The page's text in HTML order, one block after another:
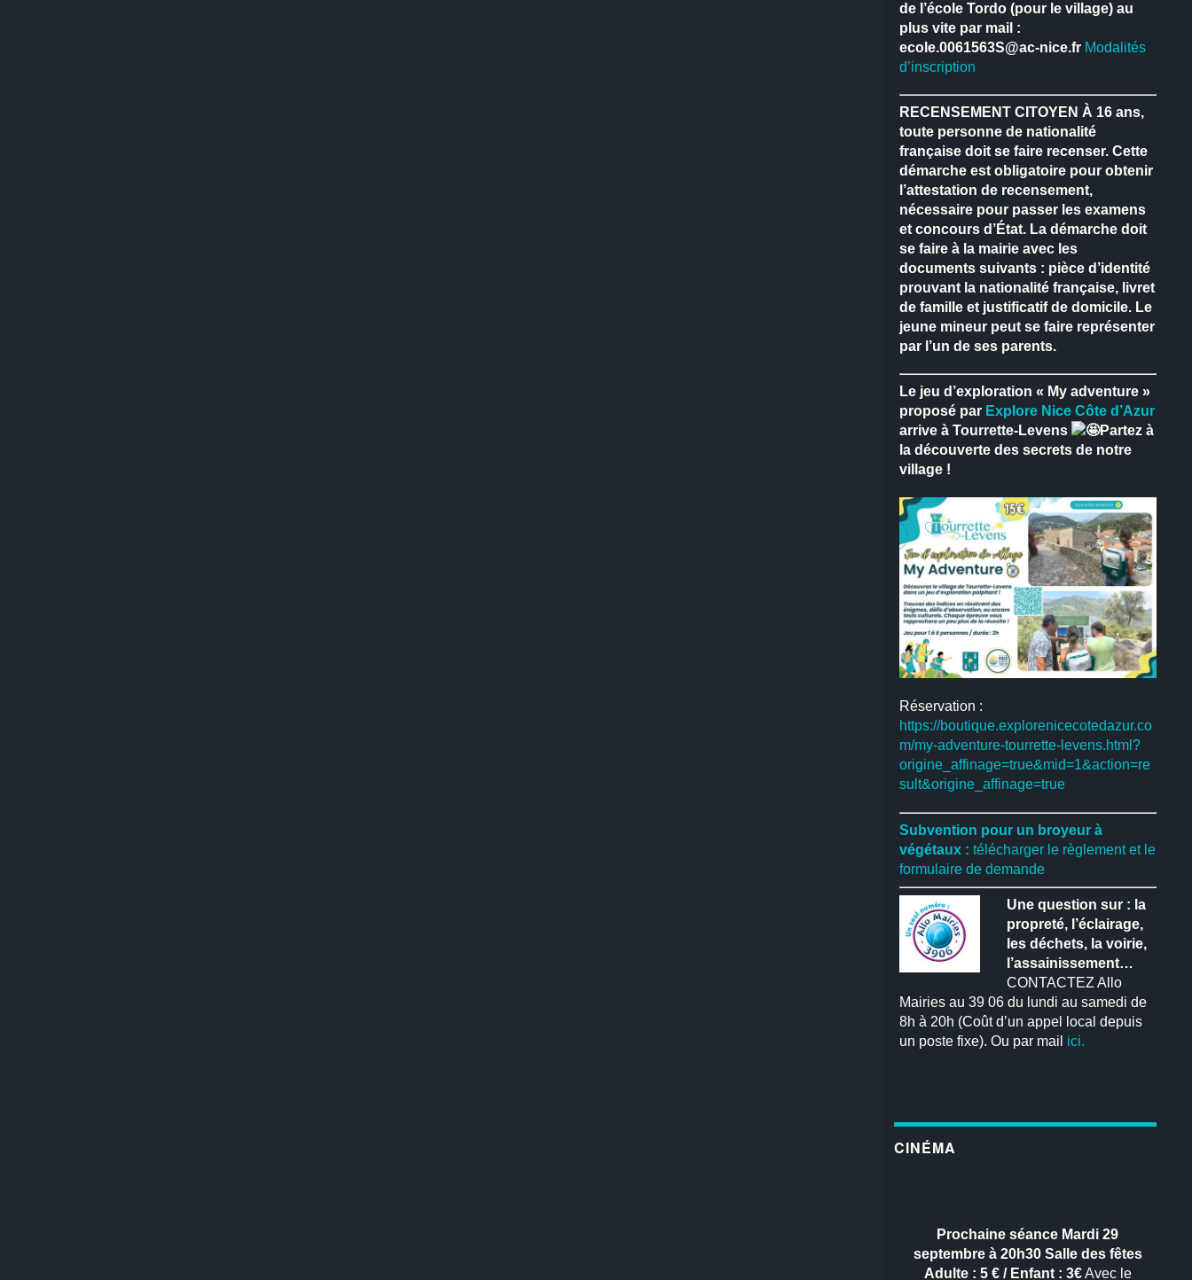
de l’école Tordo (pour le village) au
plus vite par mail :
ecole.0061563S@ac-nice.fr Modalités
d’inscription
RECENSEMENT CITOYEN À 16 ans,
toute personne de nationalité
française doit se faire recenser. Cette
démarche est obligatoire pour obtenir
l’attestation de recensement,
nécessaire pour passer les examens
et concours d’État.La démarche doit
se faire à la mairie avec les
documents suivants : pièce d’identité
prouvant la nationalité française, livret
de famille et justificatif de domicile.Le
jeune mineur peut se faire représenter
par l’un de ses parents.
Le jeu d’exploration « My adventure »
proposé par Explore Nice Côte d’Azur
arrive à Tourrette-Levens
Partez à
la découverte des secrets de notre
village !
Réservation :
https://boutique.explorenicecotedazur.co
m/my-adventure-tourrette-levens.html?
origine_affinage=true&mid=1&action=re
sult&origine_affinage=true
Subvention pour un broyeur à
végétaux : télécharger le règlement et le
formulaire de demande
Une question sur : la
propreté, l’éclairage,
les déchets, la voirie,
l’assainissement…
CONTACTEZ Allo
Mairies au 39 06 du lundi au samedi de
8h à 20h (Coût d’un appel local depuis
un poste fixe). Ou par mail ici.
CINÉMA
Prochaine séance Mardi 29
septembre à 20h30 Salle des fêtes
Adulte : 5 € / Enfant : 3€Avec le